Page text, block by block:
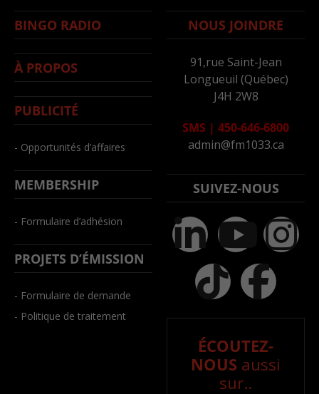
BINGO RADIO
À PROPOS
PUBLICITÉ
- Opportunités d’affaires
MEMBERSHIP
- Formulaire d’adhésion
PROJETS D’ÉMISSION
- Formulaire de demande
- Politique de traitement
NOUS JOINDRE
91,rue Saint-Jean
Longueuil (Québec)
J4H 2W8
SMS | 450-646-6800
admin@fm1033.ca
SUIVEZ-NOUS
ÉCOUTEZ-
NOUS aussi
sur..